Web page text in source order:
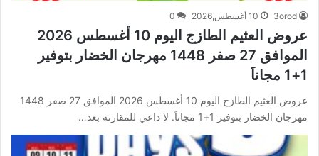
3orod 10 أغسطس,2026 0
عروض العثيم الطازج اليوم 10 أغسطس 2026
الموافق 27 صفر 1448 مهرجان الخضار بتوفير
1+1 مجاناَ
عروض العثيم الطازج اليوم 10 أغسطس 2026 الموافق 27 صفر 1448
مهرجان الخضار بتوفير 1+1 مجاناَ. لا داعي للمقارنة بعد…